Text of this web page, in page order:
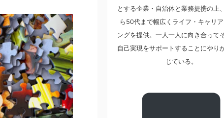
とする企業・自治体と業務提携の上
ら50代まで幅広くライフ・キャリ
ングを提供。一人一人に向き合って
自己実現をサポートすることにやり
じている。